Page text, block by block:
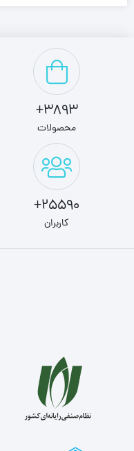
3893+
محصولات
25590+
کاربران